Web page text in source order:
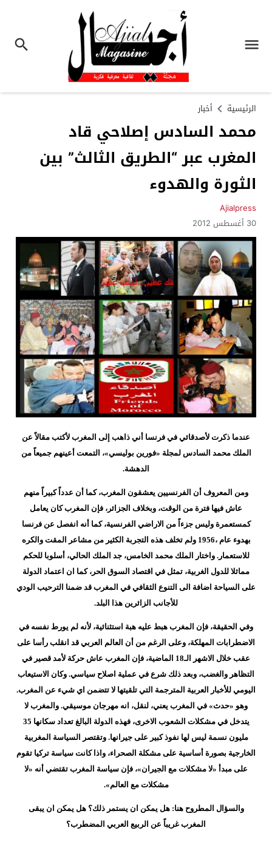
الرئيسية أخبار
محمد السادس إصلاحي قاد
المغرب عبر “الطريق الثالث” بين
الثورة والهدوء
Ajialpress
30 أغسطس 2012
عندما ذكرت لأصدقائي في فرنسا أني ذاهب إلى المغرب لأكتب مقالاً عن
الملك محمد السادس لمجلة «فورين بوليسي»، التمعت أعينهم جميعاً من
الدهشة.
ومن المعروف أن الفرنسيين يعشقون المغرب، كما أن عدداً كبيراً منهم
عاش فيها فترة من الوقت، وبخلاف الجزائر، فإن المغرب كان يعامل
كمستعمرة وليس جزءاً من الاراضي الفرنسية، كما أنه انفصل عن فرنسا
بهدوء عام ،1956 ولم تخلف هذه التجربة الكثير من مشاعر المقت والكره
للاستعمار. واختار الملك محمد الخامس، جد الملك الحالي، أسلوبا للحكم
مماثلا للدول الغربية، تمثل في اقتصاد السوق الحر، كما ان اعتماد الدولة
على السياحة اضافة الى التنوع الثقافي في المغرب قد ضمنا الترحيب الودي
للأجانب الزائرين هذا البلد.
وفي الحقيقة، فإن المغرب هبط عليه هبة استثنائية، لأنه لم يورط نفسه في
الاضطرابات المهلكة، وعلى الرغم من أن العالم العربي قد انقلب رأسا على
عقب خلال الاشهر الـ18 الماضية، فإن المغرب عاش حركة لأمد قصير في
التظاهر والغضب، وبعد ذلك شرع في عملية اصلاح سياسي. وكان الاستيعاب
اليومي للأخبار العربية المترجمة التي تلقيتها لا تتضمن اي شيء عن المغرب.
وهو «حدث» في المغرب يعني، لنقل، انه مهرجان موسيقي. والمغرب لا
يتدخل في مشكلات الشعوب الاخرى، فهذه الدولة البالغ تعداد سكانها 35
مليون نسمة ليس لها نفوذ كبير على جيرانها. وتقتصر السياسة المغربية
الخارجية بصورة أساسية على مشكلة الصحراء، واذا كانت سياسة تركيا تقوم
على مبدأ «لا مشكلات مع الجيران»، فإن سياسة المغرب تقتضي أنه «لا
مشكلات مع العالم».
والسؤال المطروح هنا: هل يمكن ان يستمر ذلك؟ هل يمكن ان يبقى
المغرب غريباً عن الربيع العربي المضطرب؟